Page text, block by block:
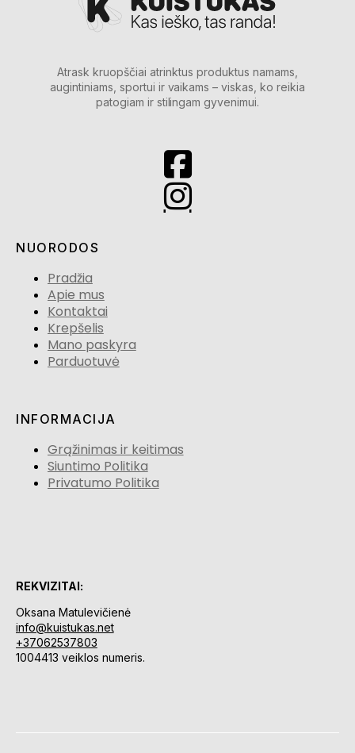
Atrask kruopščiai atrinktus produktus namams,
augintiniams, sportui ir vaikams – viskas, ko reikia
patogiam ir stilingam gyvenimui.
NUORODOS
Pradžia
Apie mus
Kontaktai
Krepšelis
Mano paskyra
Parduotuvė
INFORMACIJA
Grąžinimas ir keitimas
Siuntimo Politika
Privatumo Politika
REKVIZITAI:
Oksana Matulevičienė
info@kuistukas.net
+37062537803
1004413 veiklos numeris.